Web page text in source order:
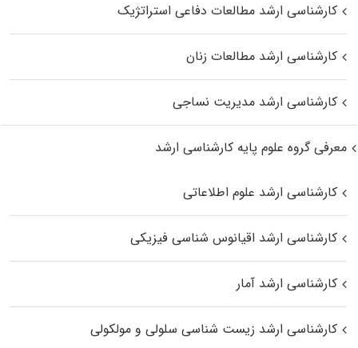
کارشناسی ارشد مطالعات دفاعی استراتژیک
کارشناسی ارشد مطالعات زنان
کارشناسی ارشد مدیریت نساجی
معرفی گروه علوم پایه کارشناسی ارشد
کارشناسی ارشد علوم اطلاعاتی
کارشناسی ارشد اقیانوس‌ شناسی فیزیکی
کارشناسی ارشد آمار
کارشناسی ارشد زیست شناسی سلولی و مولکولی